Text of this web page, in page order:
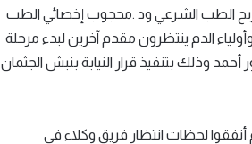
الطب الشرعي ود .محجوب إخصائي الطب
الدم ينتظرون مقدم آخرين لبدء مرحلة
وذلك بتنفيذ قرار النيابة بنبش الجثمان
لحظات انتظار فريق وكلاء في